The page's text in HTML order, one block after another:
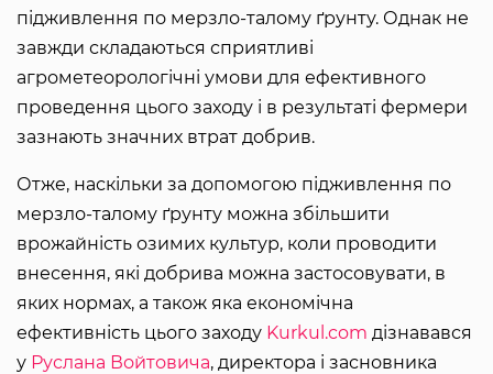
підживлення по мерзло-талому ґрунту. Однак не
завжди складаються сприятливі
агрометеорологічні умови для ефективного
проведення цього заходу і в результаті фермери
зазнають значних втрат добрив.
Отже, наскільки за допомогою підживлення по
мерзло-талому ґрунту можна збільшити
врожайність озимих культур, коли проводити
внесення, які добрива можна застосовувати, в
яких нормах, а також яка економічна
ефективність цього заходу Kurkul.com дізнавався
у Руслана Войтовича, директора і засновника